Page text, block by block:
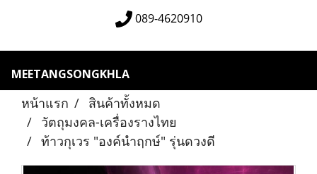
089-4620910
MEETANGSONGKHLA
หน้าแรก
สินค้าทั้งหมด
วัตถุมงคล-เครื่องรางไทย
ท้าวกุเวร "องค์นำฤกษ์" รุ่นดวงดี